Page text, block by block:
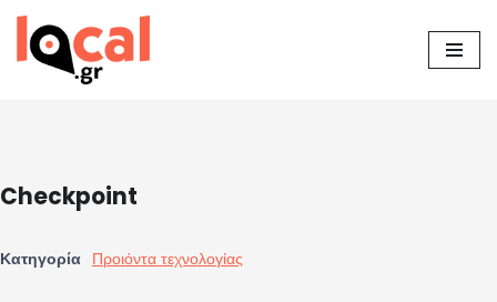
Μεταπηδήστε
Checkpoint
Κατηγορία Προιόντα τεχνολογίας